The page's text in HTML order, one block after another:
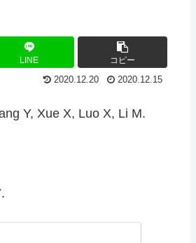
LINE コピー
2020.12.20 2020.12.15
Y, Xue X, Luo X, Li M.